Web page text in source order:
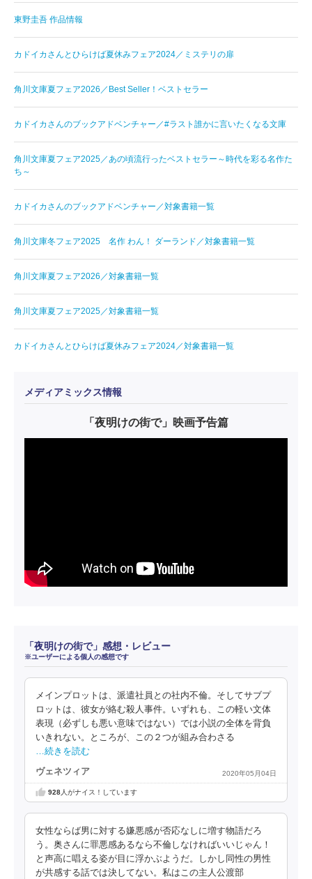
東野圭吾 作品情報
カドイカさんとひらけば夏休みフェア2024／ミステリの扉
角川文庫夏フェア2026／Best Seller！ベストセラー
カドイカさんのブックアドベンチャー／#ラスト誰かに言いたくなる文庫
角川文庫夏フェア2025／あの頃流行ったベストセラー～時代を彩る名作た
ち～
カドイカさんのブックアドベンチャー／対象書籍一覧
角川文庫冬フェア2025 名作 わん！ ダーランド／対象書籍一覧
角川文庫夏フェア2026／対象書籍一覧
角川文庫夏フェア2025／対象書籍一覧
カドイカさんとひらけば夏休みフェア2024／対象書籍一覧
メディアミックス情報
「夜明けの街で」映画予告篇
「夜明けの街で」感想・レビュー
※ユーザーによる個人の感想です
メインプロットは、派遣社員との社内不倫。そしてサブプ
ロットは、彼女が絡む殺人事件。いずれも、この軽い文体
表現（必ずしも悪い意味ではない）では小説の全体を背負
いきれない。ところが、この２つが組み合わさる
…続きを読む
ヴェネツィア 2020年05月04日
928人がナイス！しています
女性ならば男に対する嫌悪感が否応なしに増す物語だろ
う。奥さんに罪悪感あるなら不倫しなければいいじゃん！
と声高に唱える姿が目に浮かぶようだ。しかし同性の男性
が共感する話では決してない。私はこの主人公渡部